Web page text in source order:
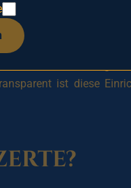
Tunesiens
bietet einen
ist diese